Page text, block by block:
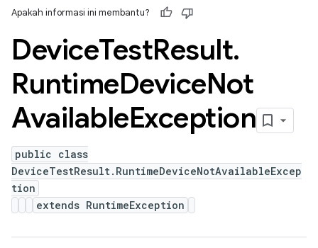
Apakah informasi ini membantu?
DeviceTestResult.
RuntimeDeviceNot
AvailableException
public class
DeviceTestResult.RuntimeDeviceNotAvailableExcep
tion
extends RuntimeException